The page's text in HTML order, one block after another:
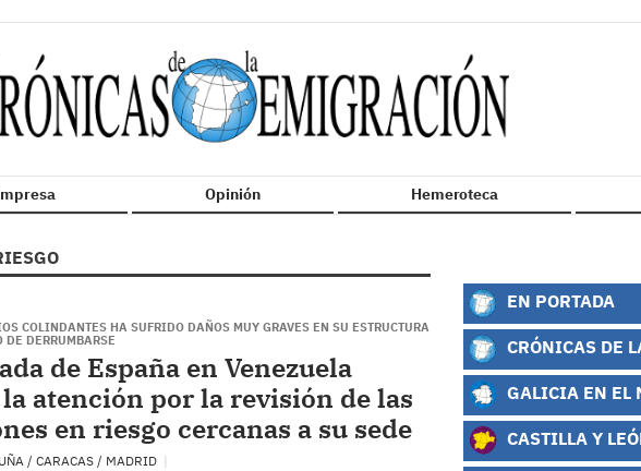
Opinión Hemeroteca
COLINDANTES HA SUFRIDO DAÑOS MUY GRAVES EN SU ESTRUCTURA
DE DERRUMBARSE
de España en Venezuela
atención por la revisión de las
en riesgo cercanas a su sede
/ CARACAS / MADRID
EN PORTADA
CRÓNICAS DE
GALICIA EN EL
CASTILLA Y